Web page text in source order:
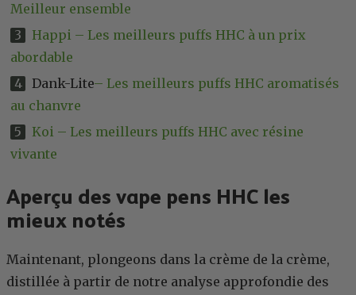
Meilleur ensemble
Happi – Les meilleurs puffs HHC à un prix
abordable
Dank-Lite– Les meilleurs puffs HHC aromatisés
au chanvre
Koi – Les meilleurs puffs HHC avec résine
vivante
Aperçu des vape pens HHC les
mieux notés
Maintenant, plongeons dans la crème de la crème,
distillée à partir de notre analyse approfondie des